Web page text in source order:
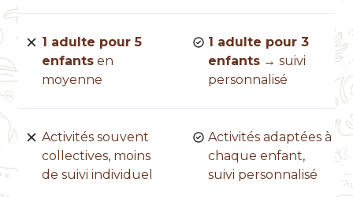
1 adulte pour 5
enfants en
moyenne
1 adulte pour 3
enfants → suivi
personnalisé
Activités souvent
collectives, moins
de suivi individuel
Activités adaptées à
chaque enfant,
suivi personnalisé